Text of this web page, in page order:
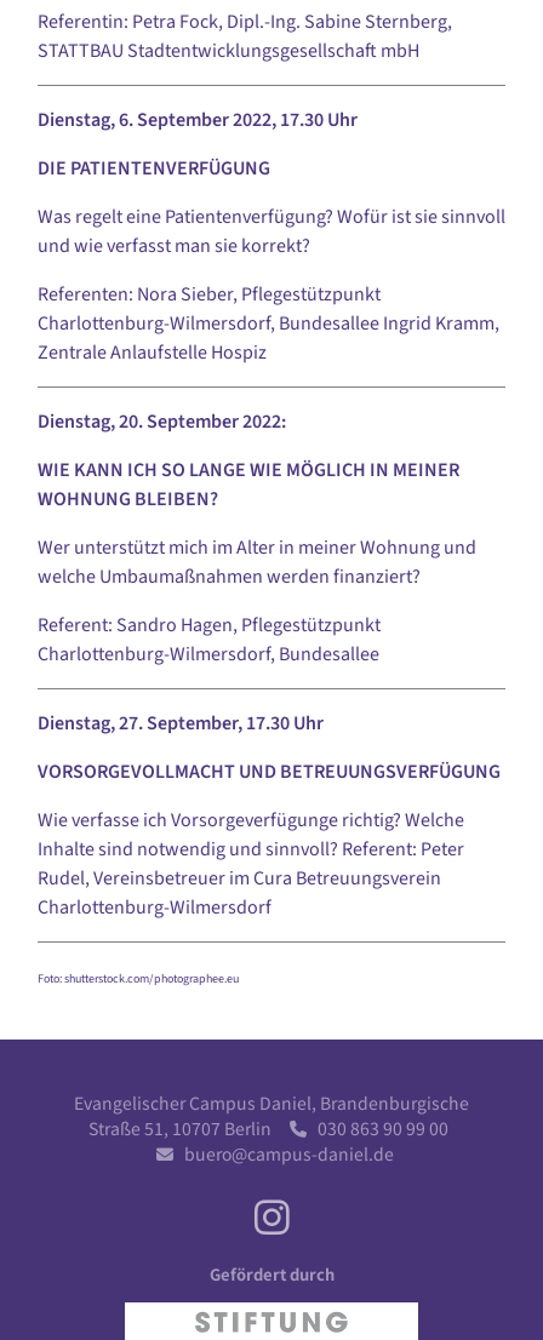
Referentin: Petra Fock, Dipl.-Ing. Sabine Sternberg,
STATTBAU Stadtentwicklungsgesellschaft mbH
Dienstag, 6. September 2022, 17.30 Uhr
DIE PATIENTENVERFÜGUNG
Was regelt eine Patientenverfügung? Wofür ist sie sinnvoll
und wie verfasst man sie korrekt?
Referenten: Nora Sieber, Pflegestützpunkt
Charlottenburg-Wilmersdorf, Bundesallee Ingrid Kramm,
Zentrale Anlaufstelle Hospiz
Dienstag, 20. September 2022:
WIE KANN ICH SO LANGE WIE MÖGLICH IN MEINER
WOHNUNG BLEIBEN?
Wer unterstützt mich im Alter in meiner Wohnung und
welche Umbaumaßnahmen werden finanziert?
Referent: Sandro Hagen, Pflegestützpunkt
Charlottenburg-Wilmersdorf, Bundesallee
Dienstag, 27. September, 17.30 Uhr
VORSORGEVOLLMACHT UND BETREUUNGSVERFÜGUNG
Wie verfasse ich Vorsorgeverfügunge richtig? Welche
Inhalte sind notwendig und sinnvoll? Referent: Peter
Rudel, Vereinsbetreuer im Cura Betreuungsverein
Charlottenburg-Wilmersdorf
Foto: shutterstock.com/photographee.eu
Evangelischer Campus Daniel, Brandenburgische
Straße 51, 10707 Berlin
030 863 90 99 00
 buero@campus-daniel.de
Gefördert durch